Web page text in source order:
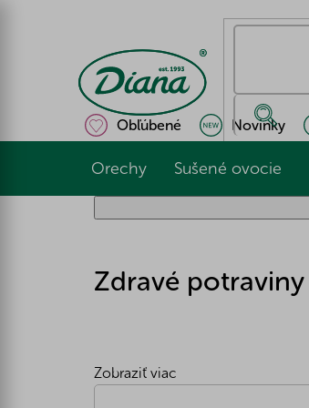
Obľúbené Novinky
Orechy Sušené ovocie
Zdravé potraviny
Zobraziť viac